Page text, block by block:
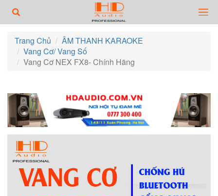
Trang Chủ
ÂM THANH KARAOKE
Vang Cơ/ Vang Số
Vang Cơ NEX FX8- Chính Hãng